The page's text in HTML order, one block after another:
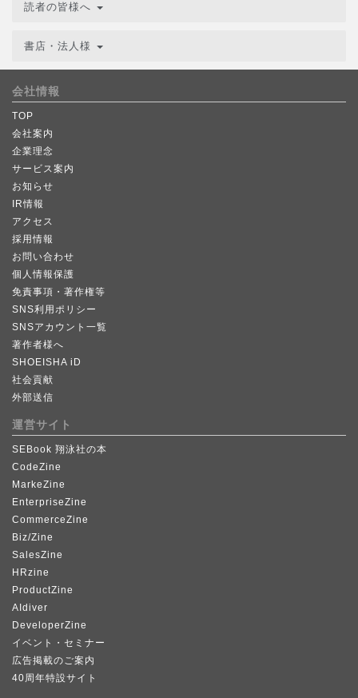
読者の皆様へ
書店・法人様
会社情報
TOP
会社案内
企業理念
サービス案内
お知らせ
IR情報
アクセス
採用情報
お問い合わせ
個人情報保護
免責事項・著作権等
SNS利用ポリシー
SNSアカウント一覧
著作者様へ
SHOEISHA iD
社会貢献
外部送信
運営サイト
SEBook 翔泳社の本
CodeZine
MarkeZine
EnterpriseZine
CommerceZine
Biz/Zine
SalesZine
HRzine
ProductZine
AIdiver
DeveloperZine
イベント・セミナー
広告掲載のご案内
40周年特設サイト